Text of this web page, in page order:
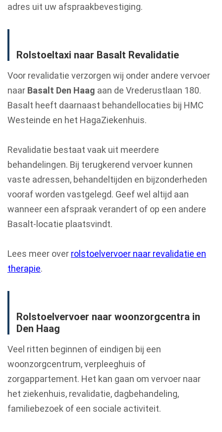
adres uit uw afspraakbevestiging.
Rolstoeltaxi naar Basalt Revalidatie
Voor revalidatie verzorgen wij onder andere vervoer
naar Basalt Den Haag aan de Vrederustlaan 180.
Basalt heeft daarnaast behandellocaties bij HMC
Westeinde en het HagaZiekenhuis.
Revalidatie bestaat vaak uit meerdere
behandelingen. Bij terugkerend vervoer kunnen
vaste adressen, behandeltijden en bijzonderheden
vooraf worden vastgelegd. Geef wel altijd aan
wanneer een afspraak verandert of op een andere
Basalt-locatie plaatsvindt.
Lees meer over rolstoelvervoer naar revalidatie en
therapie.
Rolstoelvervoer naar woonzorgcentra in
Den Haag
Veel ritten beginnen of eindigen bij een
woonzorgcentrum, verpleeghuis of
zorgappartement. Het kan gaan om vervoer naar
het ziekenhuis, revalidatie, dagbehandeling,
familiebezoek of een sociale activiteit.